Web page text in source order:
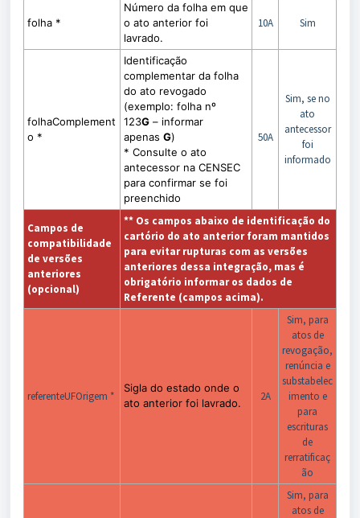
folha *
Número da folha em que
o ato anterior foi
lavrado.
10A Sim
folhaComplement
o *
Identificação
complementar da folha
do ato revogado
(exemplo: folha nº
123G – informar
apenas G)
* Consulte o ato
antecessor na CENSEC
para confirmar se foi
preenchido
50A
Sim, se no
ato
antecessor
foi
informado
Campos de
compatibilidade
de versões
anteriores
(opcional)
** Os campos abaixo de identificação do
cartório do ato anterior foram mantidos
para evitar rupturas com as versões
anteriores dessa integração, mas é
obrigatório informar os dados de
Referente (campos acima).
referenteUFOrigem *
Sigla do estado onde o
ato anterior foi lavrado.
2A
Sim, para
atos de
revogação,
renúncia e
substabelec
imento e
para
escrituras
de
rerratificaç
ão
Sim, para
atos de